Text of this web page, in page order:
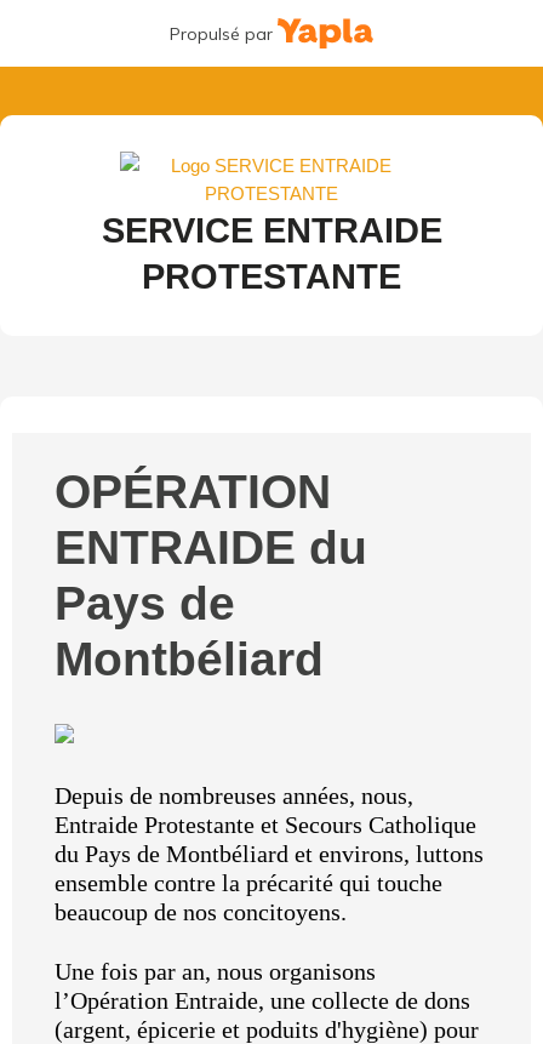
Propulsé par
SERVICE ENTRAIDE
PROTESTANTE
OPÉRATION
ENTRAIDE du
Pays de
Montbéliard
Depuis de nombreuses années, nous,
Entraide Protestante et Secours Catholique
du Pays de Montbéliard et environs, luttons
ensemble contre la précarité qui touche
beaucoup de nos concitoyens.
Une fois par an, nous organisons
l’Opération Entraide, une collecte de dons
(argent, épicerie et poduits d'hygiène) pour